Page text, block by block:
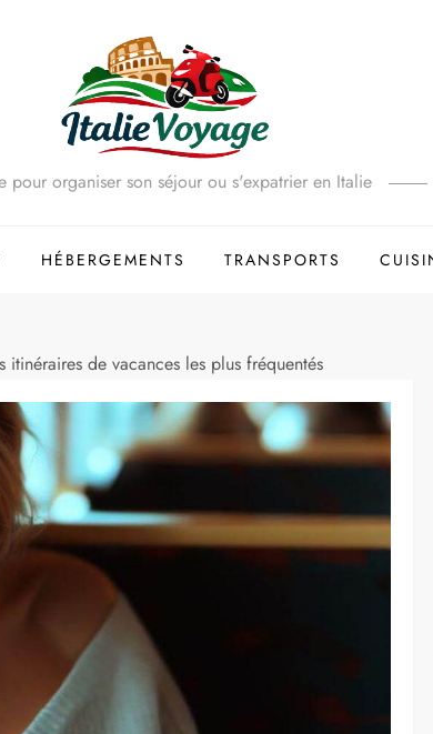
pour organiser son séjour ou s'expatrier en Italie
HÉBERGEMENTS TRANSPORTS
itinéraires de vacances les plus fréquentés